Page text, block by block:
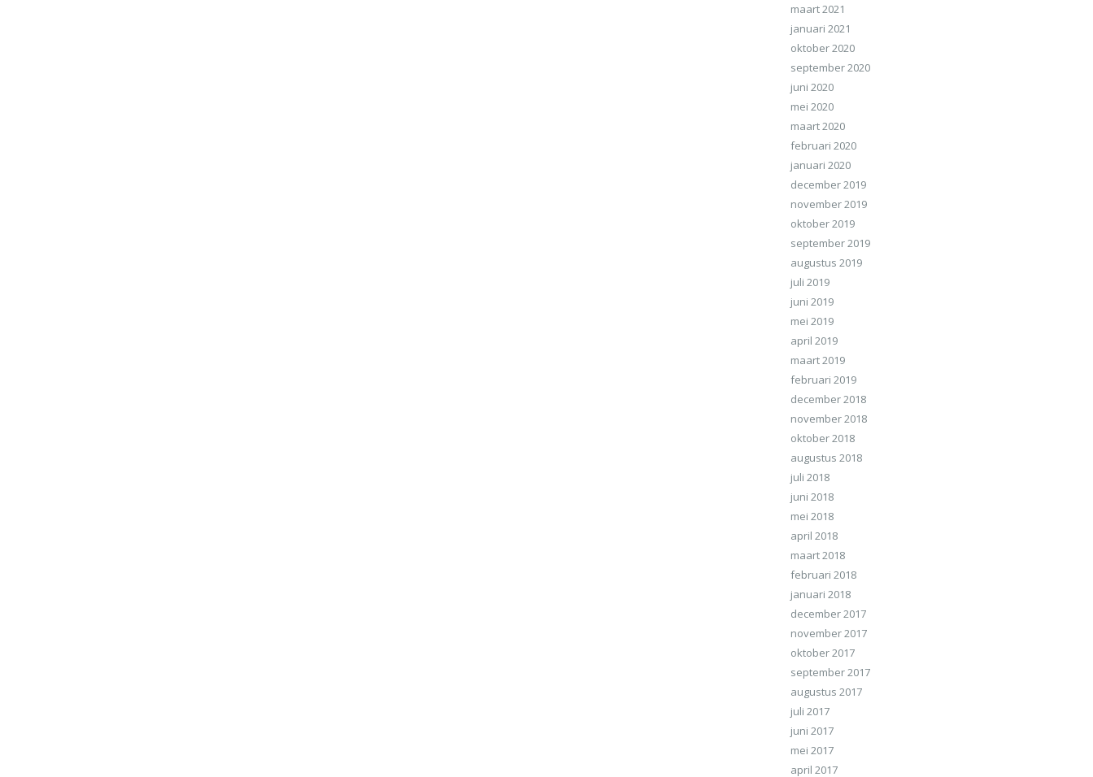
maart 2021
januari 2021
oktober 2020
september 2020
juni 2020
mei 2020
maart 2020
februari 2020
januari 2020
december 2019
november 2019
oktober 2019
september 2019
augustus 2019
juli 2019
juni 2019
mei 2019
april 2019
maart 2019
februari 2019
december 2018
november 2018
oktober 2018
augustus 2018
juli 2018
juni 2018
mei 2018
april 2018
maart 2018
februari 2018
januari 2018
december 2017
november 2017
oktober 2017
september 2017
augustus 2017
juli 2017
juni 2017
mei 2017
april 2017